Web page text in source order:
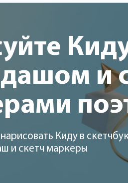
и
Киду в
и скетч маркеры